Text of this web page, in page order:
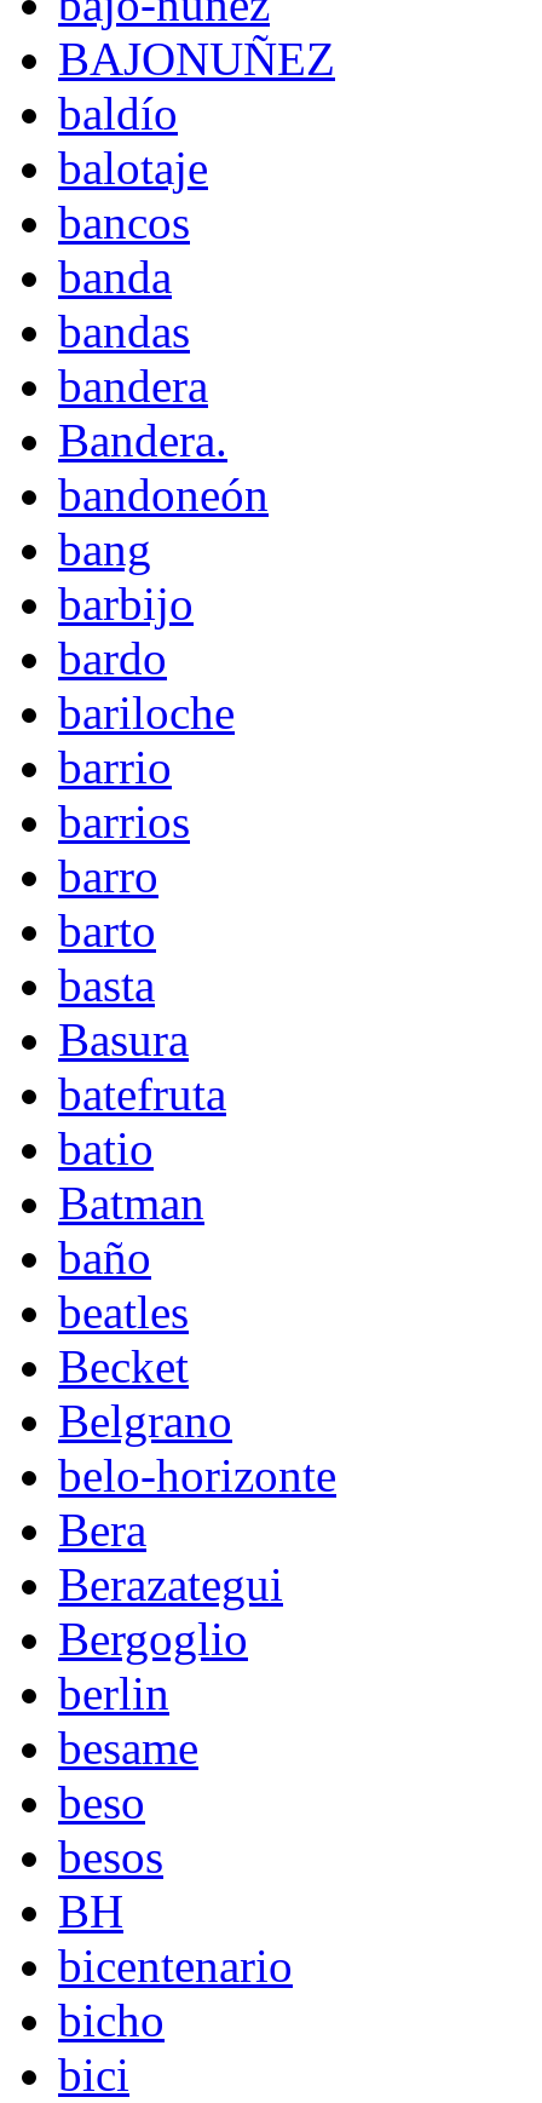
BAJONUÑEZ
baldío
balotaje
bancos
banda
bandas
bandera
Bandera.
bandoneón
bang
barbijo
bardo
bariloche
barrio
barrios
barro
barto
basta
Basura
batefruta
batio
Batman
baño
beatles
Becket
Belgrano
belo-horizonte
Bera
Berazategui
Bergoglio
berlin
besame
beso
besos
BH
bicentenario
bicho
bici